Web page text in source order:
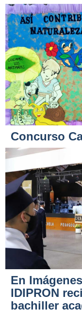
Concurso
En
IDIPRON
bachiller